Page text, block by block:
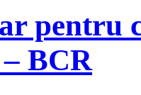
pentru
BCR